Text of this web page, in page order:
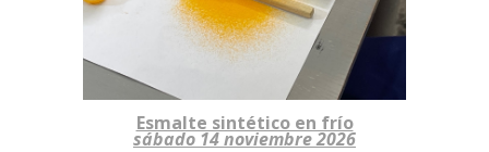
Esmalte sintético en frío
sábado 14 noviembre 2026